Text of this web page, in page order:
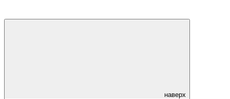
наверх